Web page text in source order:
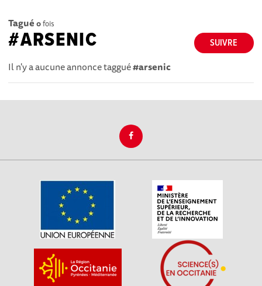
Tagué 0fois
SUIVRE
#ARSENIC
Il n'y a aucune annonce taggué#arsenic